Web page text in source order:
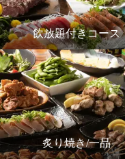
飲放題付きコース
炙り焼き/一品